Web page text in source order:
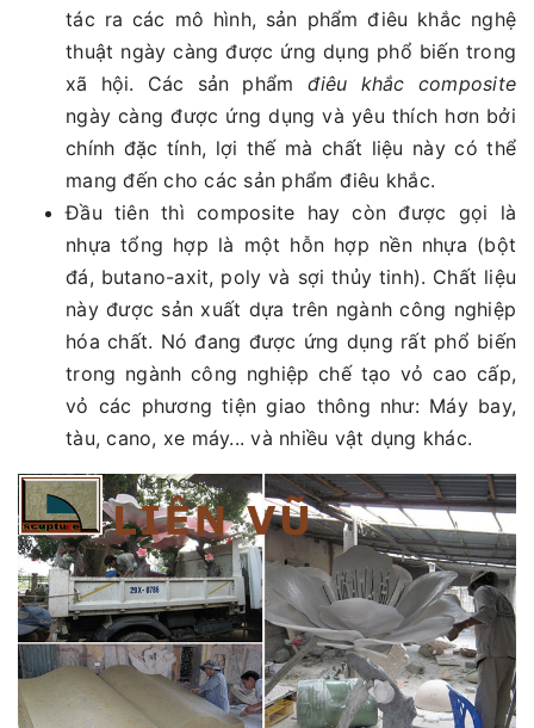
tác ra các mô hình, sản phẩm điêu khắc nghệ
thuật ngày càng được ứng dụng phổ biến trong
xã hội. Các sản phẩm điêu khắc composite
ngày càng được ứng dụng và yêu thích hơn bởi
chính đặc tính, lợi thế mà chất liệu này có thể
mang đến cho các sản phẩm điêu khắc.
Đầu tiên thì composite hay còn được gọi là
nhựa tổng hợp là một hỗn hợp nền nhựa (bột
đá, butano-axit, poly và sợi thủy tinh). Chất liệu
này được sản xuất dựa trên ngành công nghiệp
hóa chất. Nó đang được ứng dụng rất phổ biến
trong ngành công nghiệp chế tạo vỏ cao cấp,
vỏ các phương tiện giao thông như: Máy bay,
tàu, cano, xe máy... và nhiều vật dụng khác.